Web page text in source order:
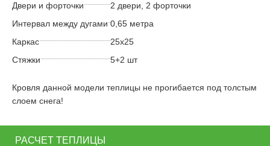
Двери и форточки
2 двери, 2 форточки
Интервал между дугами 0,65 метра
Каркас
25х25
Стяжки
5+2 шт
Кровля данной модели теплицы не прогибается под толстым
слоем снега!
РАСЧЕТ ТЕПЛИЦЫ